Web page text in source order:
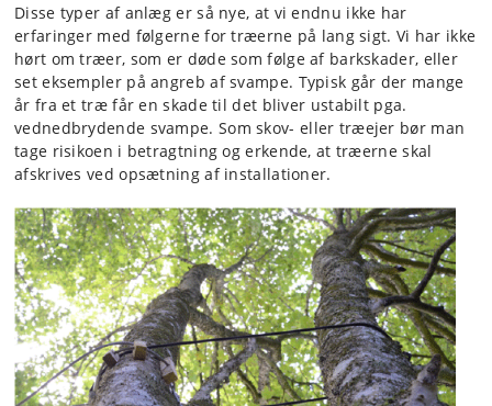
Disse typer af anlæg er så nye, at vi endnu ikke har
erfaringer med følger­ne for træerne på lang sigt. Vi har ikke
hørt om træer, som er døde som følge af barkskader, eller
set eksempler på angreb af svampe. Typisk går der mange
år fra et træ får en skade til det bliver ustabilt pga.
vednedbrydende svampe. Som skov- eller træejer bør man
tage risikoen i betragtning og erkende, at træerne skal
afskrives ved opsætning af installationer.